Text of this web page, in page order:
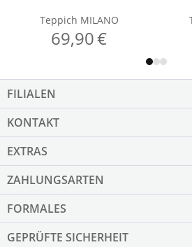
FILIALEN
KONTAKT
EXTRAS
ZAHLUNGSARTEN
FORMALES
GEPRÜFTE SICHERHEIT